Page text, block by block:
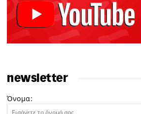
newsletter
Όνομα: